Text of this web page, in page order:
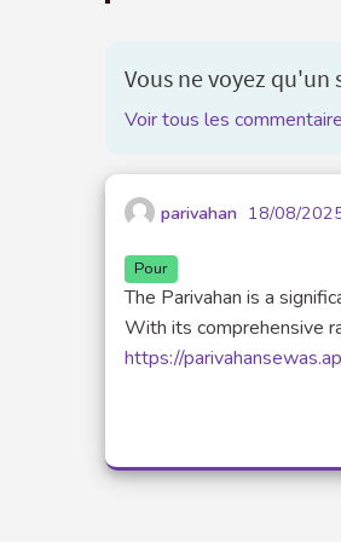
Vous ne voyez
Voir tous les
parivahan 18/08/
Pour
The Parivahan is a
With its comprehensive
https://